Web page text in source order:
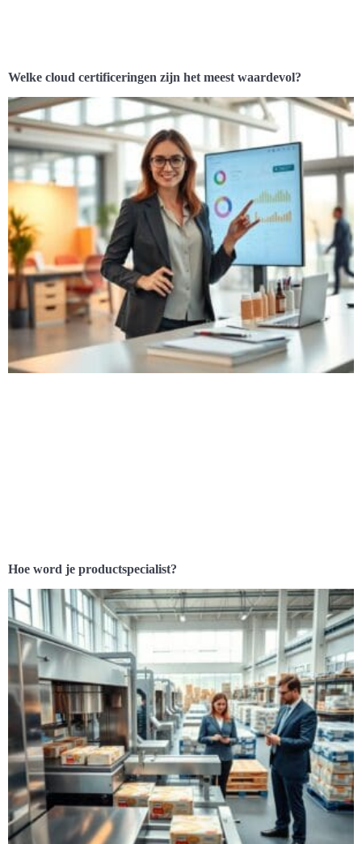
Welke cloud certificeringen zijn het meest waardevol?
Hoe word je productspecialist?